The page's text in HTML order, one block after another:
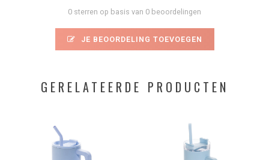
0 sterren op basis van 0 beoordelingen
JE BEOORDELING TOEVOEGEN
GERELATEERDE PRODUCTEN